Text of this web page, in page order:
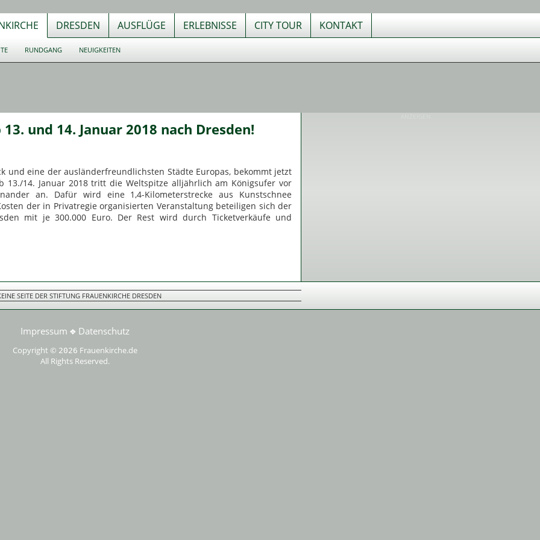
DRESDEN AUSFLÜGE ERLEBNISSE CITY TOUR KONTAKT
RUNDGANG NEUIGKEITEN
und 14. Januar 2018 nach Dresden!
und eine der ausländerfreundlichsten Städte Europas, bekommt jetzt
13./14. Januar 2018 tritt die Weltspitze alljährlich am Königsufer vor
an. Dafür wird eine 1,4-Kilometerstrecke aus Kunstschnee
der in Privatregie organisierten Veranstaltung beteiligen sich der
mit je 300.000 Euro. Der Rest wird durch Ticketverkäufe und
SEITE DER STIFTUNG FRAUENKIRCHE DRESDEN
Impressum ❖ Datenschutz
Copyright © 2026 Frauenkirche.de
All Rights Reserved.